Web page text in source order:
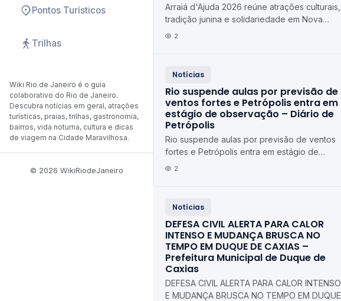
Pontos Turísticos
Trilhas
Wiki Rio de Janeiro é o guia
colaborativo do Rio de Janeiro.
Descubra notícias em geral, atrações
turísticas, praias, trilhas, gastronomia,
bairros, vida noturna, cultura e dicas
de viagem na Cidade Maravilhosa.
© 2026 WikiRiodeJaneiro
Arraiá d'Ajuda 2026 reúne atrações culturais,
tradição junina e solidariedade em Nova
Iguaçu ErreJota Notícias
2
Notícias
Rio suspende aulas por previsão de
ventos fortes e Petrópolis entra em
estágio de observação – Diário de
Petrópolis
Rio suspende aulas por previsão de ventos
fortes e Petrópolis entra em estágio de
observação Diário de Petrópolis
2
Notícias
DEFESA CIVIL ALERTA PARA CALOR
INTENSO E MUDANÇA BRUSCA NO
TEMPO EM DUQUE DE CAXIAS –
Prefeitura Municipal de Duque de
Caxias
DEFESA CIVIL ALERTA PARA CALOR INTENSO
E MUDANÇA BRUSCA NO TEMPO EM DUQUE